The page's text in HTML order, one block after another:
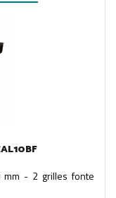
mm - 2 grilles fonte